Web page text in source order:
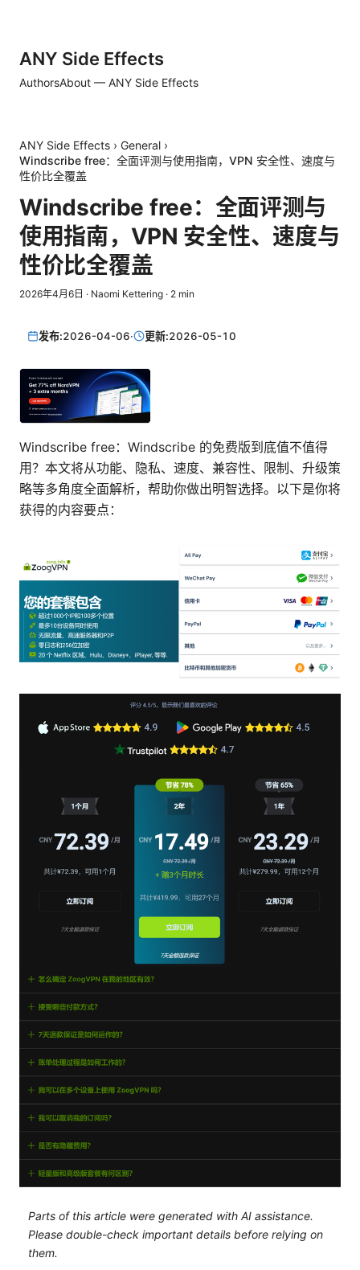
ANY Side Effects
AuthorsAbout — ANY Side Effects
ANY Side Effects › General ›
Windscribe free：全面评测与使用指南，VPN 安全性、速度与
性价比全覆盖
Windscribe free：全面评测与
使用指南，VPN 安全性、速度与
性价比全覆盖
2026年4月6日 · Naomi Kettering · 2 min
发布:2026-04-06· 更新:2026-05-10
Windscribe free：Windscribe 的免费版到底值不值得
用？本文将从功能、隐私、速度、兼容性、限制、升级策
略等多角度全面解析，帮助你做出明智选择。以下是你将
获得的内容要点：
Parts of this article were generated with AI assistance.
Please double-check important details before relying on
them.